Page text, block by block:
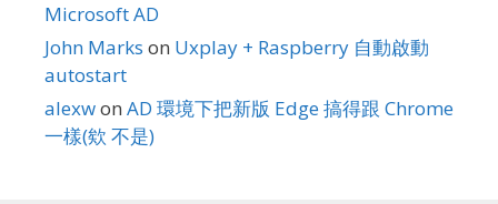
Microsoft AD
John Marks on Uxplay + Raspberry 自動啟動
autostart
alexwon AD 環境下把新版 Edge 搞得跟 Chrome
一樣(欸 不是)